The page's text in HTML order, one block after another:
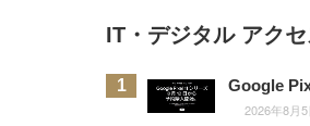
IT・デジタル アク
Google
2026年8月